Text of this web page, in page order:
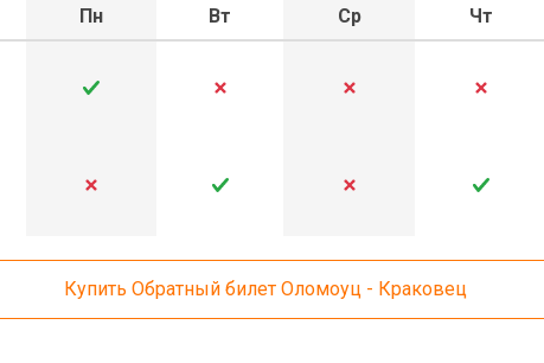
Пн Вт Ср Чт
Купить Обратный билет Оломоуц - Краковец